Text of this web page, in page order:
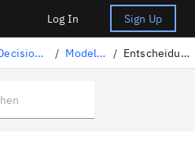
Log In Sign Up
Decision Optimization-Experimente / Modeling Assistant -Modelle / Entscheidungsdomäne im Modellierungsassistenten auswählen